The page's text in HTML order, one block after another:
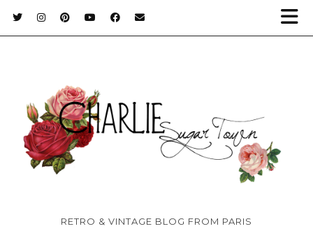
RETRO & VINTAGE BLOG FROM PARIS